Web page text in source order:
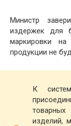
Министр
издержек для
маркировки на
продукции не
К
товарных
изделий,